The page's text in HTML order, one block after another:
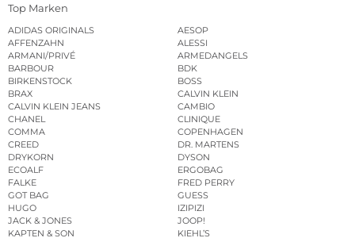
Top Marken
ADIDAS ORIGINALS
AESOP
AFFENZAHN
ALESSI
ARMANI/PRIVÉ
ARMEDANGELS
BARBOUR
BDK
BIRKENSTOCK
BOSS
BRAX
CALVIN KLEIN
CALVIN KLEIN JEANS
CAMBIO
CHANEL
CLINIQUE
COMMA
COPENHAGEN
CREED
DR. MARTENS
DRYKORN
DYSON
ECOALF
ERGOBAG
FALKE
FRED PERRY
GOT BAG
GUESS
HUGO
IZIPIZI
JACK & JONES
JOOP!
KAPTEN & SON
KIEHL’S